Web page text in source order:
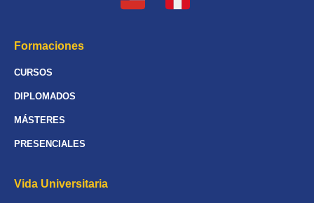
Formaciones
CURSOS
DIPLOMADOS
MÁSTERES
PRESENCIALES
Vida Universitaria